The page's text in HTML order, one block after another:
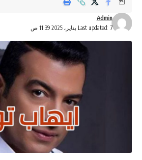
Last updated: 7 يناير، 2025 11:39 ص
Admin